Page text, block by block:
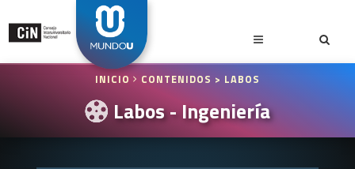
INICIO CONTENIDOS > LABOS
Labos - Ingeniería